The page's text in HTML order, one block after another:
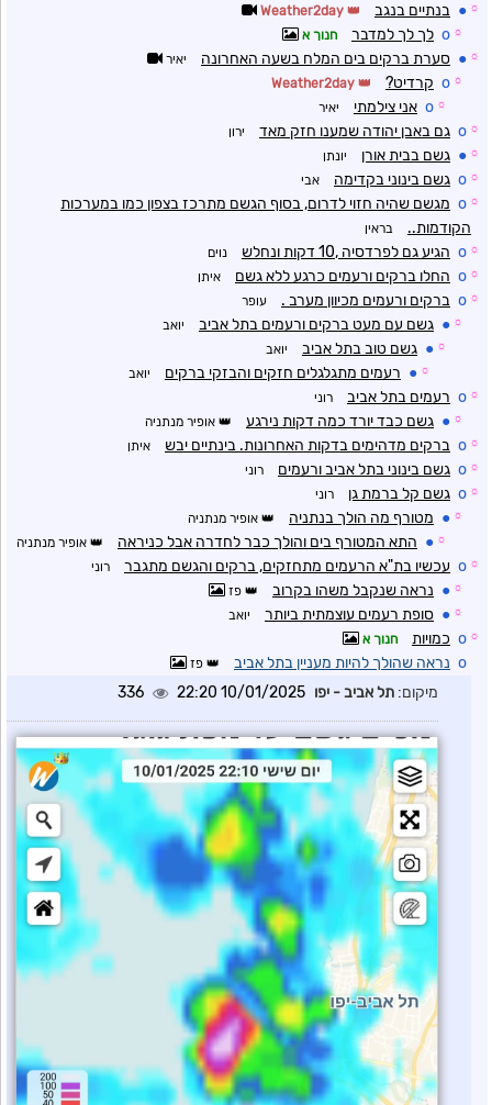
☼
● בנתיים בנגב
☼
o לך לך למדבר חנוך א
☼
● סערת ברקים בים המלח בשעה האחרונה יאיר
☼
o קרדיט?
☼
o אני צילמתי יאיר
☼
o גם באבן יהודה שמענו חזק מאד ירון
☼
● גשם בבית אורן יונתן
☼
o גשם בינוני בקדימה אבי
☼
o מגשם שהיה חזוי לדרום, בסוף הגשם מתרכז בצפון כמו במערכות
הקודמות..
בראין
☼
o הגיע גם לפרדסיה ,10 דקות ונחלש נוים
☼
o החלו ברקים ורעמים כרגע ללא גשם איתן
☼
o ברקים ורעמים מכיוון מערב . עופר
☼
● גשם עם מעט ברקים ורעמים בתל אביב יואב
☼
● גשם טוב בתל אביב יואב
☼
● רעמים מתגלגלים חזקים והבזקי ברקים יואב
☼
o רעמים בתל אביב רוני
☼
● גשם כבד יורד כמה דקות נירגע אופיר מנתניה
☼
o ברקים מדהימים בדקות האחרונות. בינתיים יבש איתן
☼
o גשם בינוני בתל אביב ורעמים רוני
☼
o גשם קל ברמת גן רוני
☼
● מטורף מה הולך בנתניה אופיר מנתניה
☼
● התא המטורף בים והולך כבר לחדרה אבל כניראה אופיר מנתניה
☼
o עכשיו בת"א הרעמים מתחזקים, ברקים והגשם מתגבר רוני
☼
● נראה שנקבל משהו בקרוב פז
☼
● סופת רעמים עוצמתית ביותר יואב
☼
o כמויות חנוך א
o נראה שהולך להיות מעניין בתל אביב פז
מיקום: תל אביב - יפו 10/01/2025 22:20
336